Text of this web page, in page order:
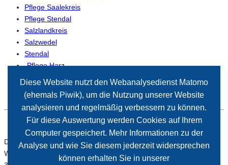
Pflege Saalekreis
Pflege Stendal
Salzlandkreis
Salzwedel
Stendal
-Pflege Harz
Der Paritätische Sachsen-Anhalt
Wiener Straße 2
Diese Website nutzt den Webanalysedienst Matomo
(ehemals Piwik), um die Nutzung unserer Website
analysieren und regelmäßig verbessern zu können.
Für diese Auswertung werden Cookies auf Ihrem
Computer gespeichert. Mehr Informationen zu der
Analyse und wie Sie diesem jederzeit widersprechen
können erhalten Sie in unserer